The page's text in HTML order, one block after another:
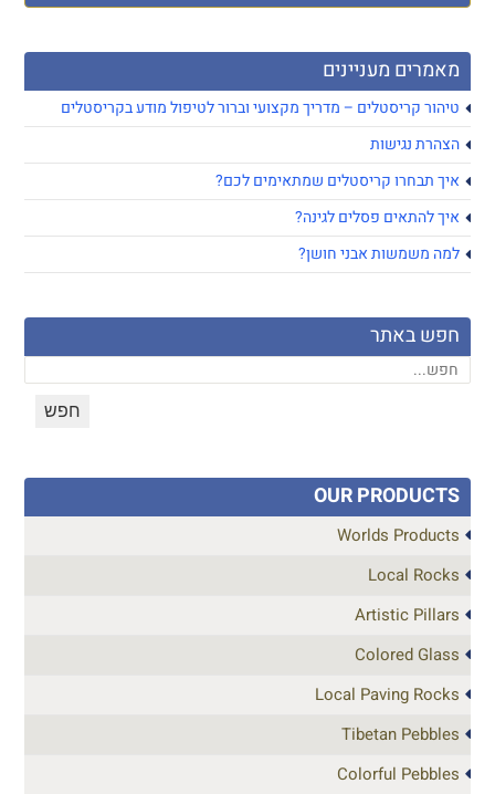
מאמרים מעניינים
טיהור קריסטלים – מדריך מקצועי וברור לטיפול מודע בקריסטלים
הצהרת נגישות
איך תבחרו קריסטלים שמתאימים לכם?
איך להתאים פסלים לגינה?
למה משמשות אבני חושן?
חפש באתר
OUR PRODUCTS
Worlds Products
Local Rocks
Artistic Pillars
Colored Glass
Local Paving Rocks
Tibetan Pebbles
Colorful Pebbles